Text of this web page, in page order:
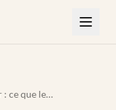
ce que les